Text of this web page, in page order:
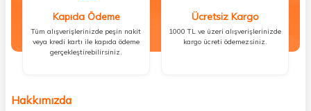
Kapıda Ödeme
Tüm alışverişlerinizde peşin nakit
veya kredi kartı ile kapıda ödeme
gerçekleştirebilirsiniz.
Ücretsiz Kargo
1000 TL ve üzeri alışverişlerinizde
kargo ücreti ödemezsiniz.
Hakkımızda